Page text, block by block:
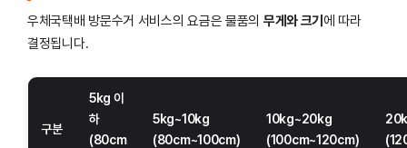
우체국택배 방문수거 서비스의 요금은 물품의 무게와 크기 에 따라
결정됩니다.
구분
5kg 이
하
(80cm
5kg~10kg
(80cm~100cm)
10kg~20kg
(100cm~120cm)